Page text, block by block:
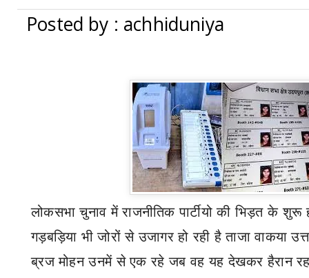
Posted by : achhiduniya
लोकसभा चुनाव में राजनीतिक पार्टीयो की भिड़त के शुरू
गड़बड़िया भी जोरों से उजागर हो रही है ताजा वाकया
ब्रज मोहन उनमें से एक रहे जब वह यह देखकर हैरान